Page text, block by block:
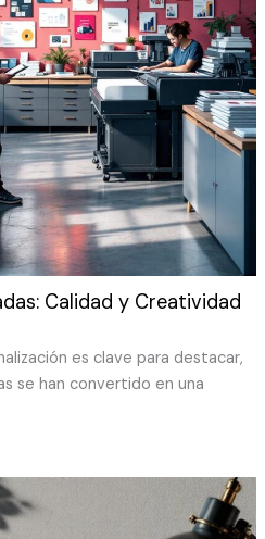
Calidad y Creatividad
es clave para destacar,
se han convertido en una